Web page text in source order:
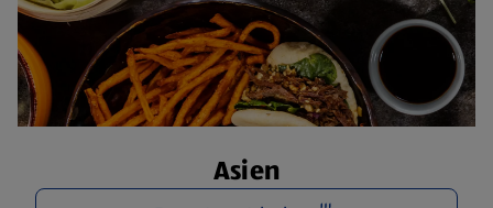
Asien